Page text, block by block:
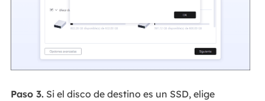
Paso 3.Si el disco de destino es un SSD, elige